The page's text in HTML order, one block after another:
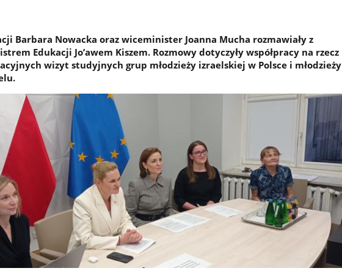
Barbara Nowacka oraz wiceminister Joanna Mucha rozmawiały z
Edukacji Jo’awem Kiszem. Rozmowy dotyczyły współpracy na rzecz
wizyt studyjnych grup młodzieży izraelskiej w Polsce i młodzieży